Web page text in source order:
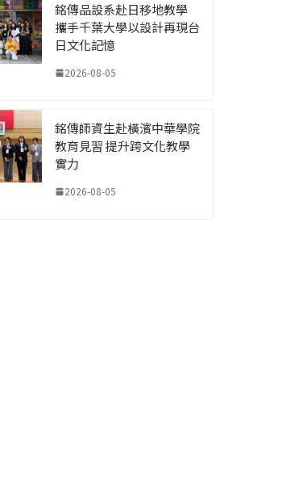
銘傳品設系赴日移地教學
攜手千葉大學以設計再現台
日文化記憶
2026-08-05
銘傳師資生赴橫濱中華學院
教育見習 提升跨文化教學
實力
2026-08-05